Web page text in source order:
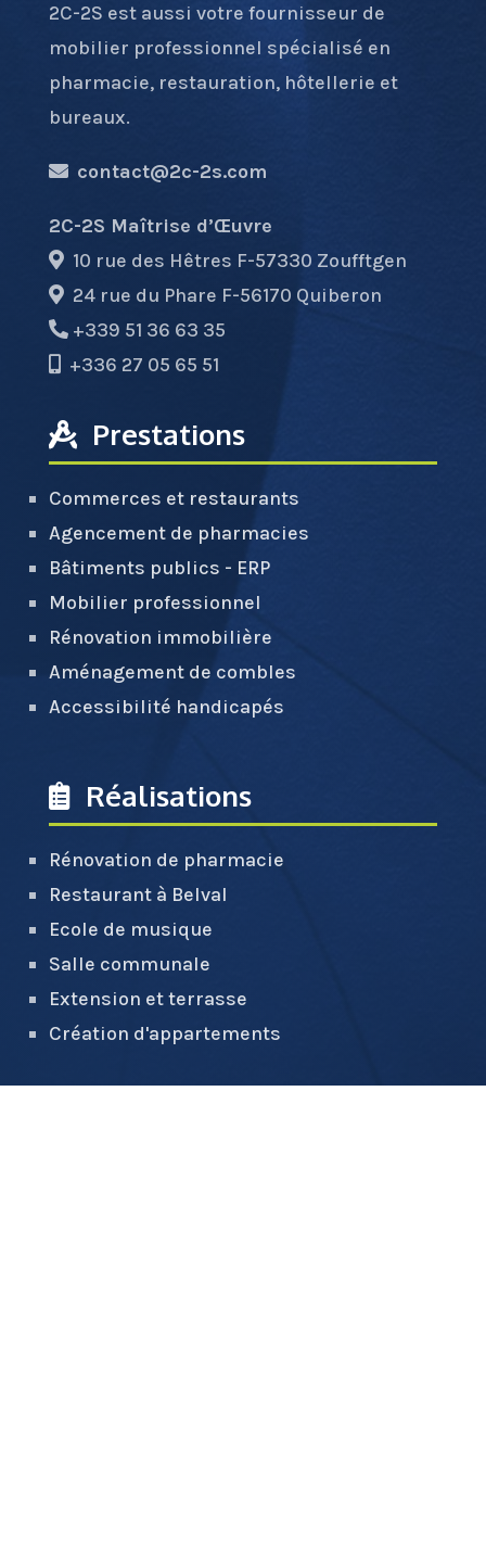
2C-2S est aussi votre fournisseur de
mobilier professionnel spécialisé en
pharmacie, restauration, hôtellerie et
bureaux.
contact@2c-2s.com
2C-2S Maîtrise d’Œuvre
10 rue des Hêtres F-57330 Zoufftgen
24 rue du Phare F-56170 Quiberon
+339 51 36 63 35
+336 27 05 65 51
Prestations
Commerces et restaurants
Agencement de pharmacies
Bâtiments publics - ERP
Mobilier professionnel
Rénovation immobilière
Aménagement de combles
Accessibilité handicapés
Réalisations
Rénovation de pharmacie
Restaurant à Belval
Ecole de musique
Salle communale
Extension et terrasse
Création d'appartements